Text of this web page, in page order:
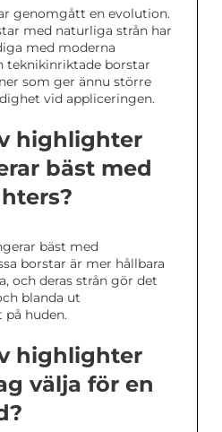
genomgått en evolution.
med naturliga strån har
med moderna
teknikinriktade borstar
som ger ännu större
vid appliceringen.
highlighter
bäst med
bäst med
borstar är mer hållbara
och deras strån gör det
blanda ut
huden.
highlighter
välja för en